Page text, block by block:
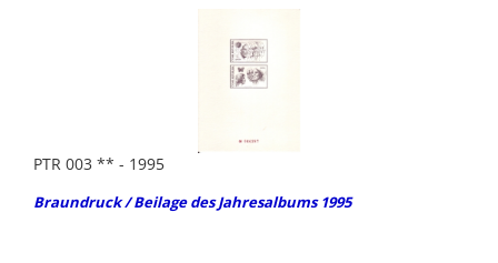
PTR 003 ** - 1995
Braun­druck / Bei­la­ge des Jah­res­al­bums 1995